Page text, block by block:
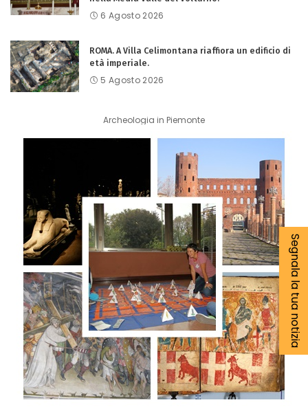
6 Agosto 2026
ROMA. A Villa Celimontana riaffiora un edificio di
età imperiale.
5 Agosto 2026
Archeologia in Piemonte
Segnala la tua notizia